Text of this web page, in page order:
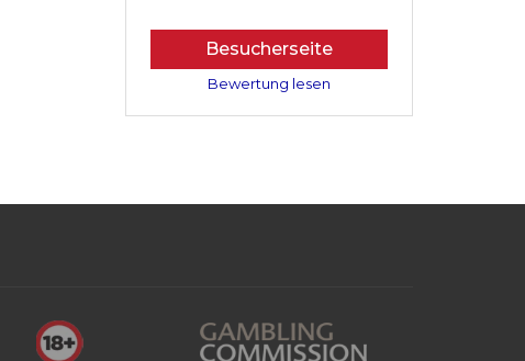
Besucherseite
Bewertung lesen